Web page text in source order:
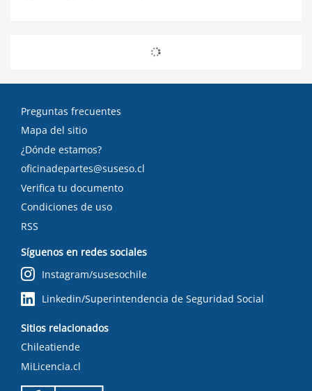
Preguntas frecuentes
Mapa del sitio
¿Dónde estamos?
oficinadepartes@suseso.cl
Verifica tu documento
Condiciones de uso
RSS
Síguenos en redes sociales
Instagram/susesochile
Linkedin/Superintendencia de Seguridad Social
Sitios relacionados
Chileatiende
MiLicencia.cl